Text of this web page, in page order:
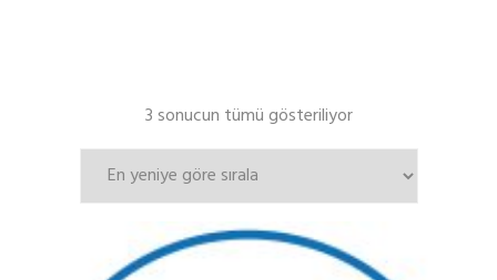
3 sonucun tümü gösteriliyorEn
yeniye
sıralandı